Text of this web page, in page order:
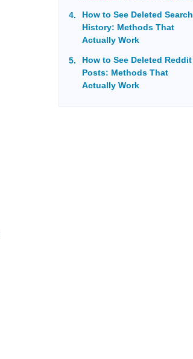
How to See Deleted Search
History: Methods That
Actually Work
How to See Deleted Reddit
Posts: Methods That
Actually Work